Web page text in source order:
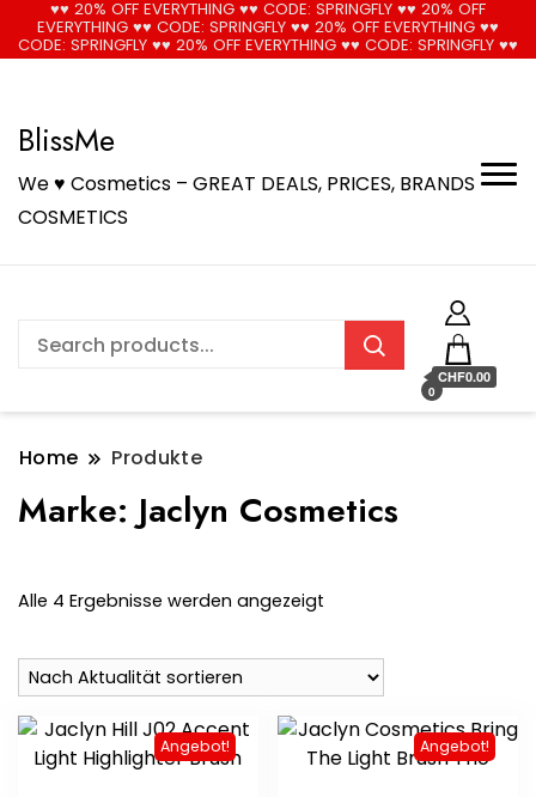
♥♥ 20% OFF EVERYTHING ♥♥ CODE: SPRINGFLY ♥♥ 20% OFF
EVERYTHING ♥♥ CODE: SPRINGFLY ♥♥ 20% OFF EVERYTHING ♥♥
CODE: SPRINGFLY ♥♥ 20% OFF EVERYTHING ♥♥ CODE: SPRINGFLY ♥♥
BlissMe
We ♥ Cosmetics – GREAT DEALS, PRICES, BRANDS
COSMETICS
0
CHF0.00
Home Produkte
Marke: Jaclyn Cosmetics
Alle 4 Ergebnisse werden angezeigt
sortiert
Angebot! Angebot!
🚚 Free Shipping on all orders📦 Cool!